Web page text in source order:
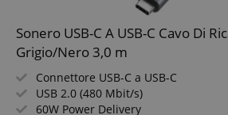
Sonero USB-C A USB-C Cavo Di
Grigio/Nero 3,0 m
Connettore USB-C a USB-C
USB 2.0 (480 Mbit/s)
60W Power Delivery